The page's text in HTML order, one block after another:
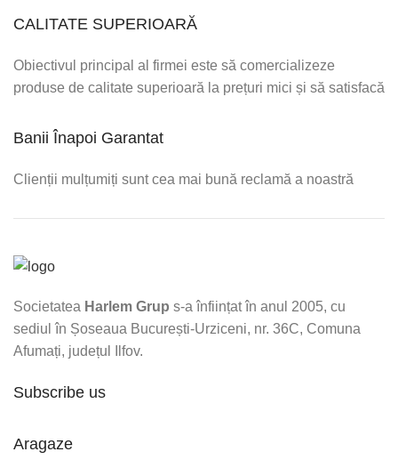
CALITATE SUPERIOARĂ
Obiectivul principal al firmei este să comercializeze
produse de calitate superioară la prețuri mici și să satisfacă
Banii Înapoi Garantat
Clienții mulțumiți sunt cea mai bună reclamă a noastră
Societatea Harlem Grup s-a înființat în anul 2005, cu
sediul în Șoseaua București-Urziceni, nr. 36C, Comuna
Afumați, județul Ilfov.
Subscribe us
Aragaze